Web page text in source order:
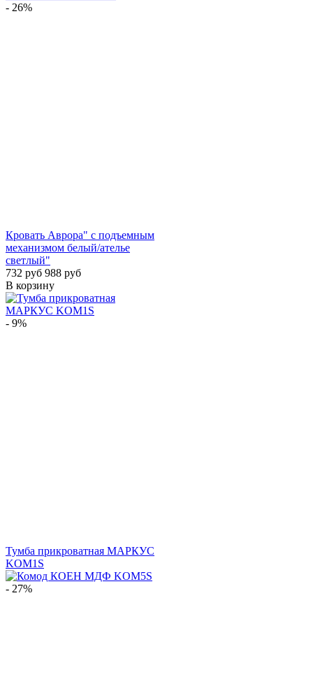
- 26%
Кровать Аврора" с подъемным
механизмом белый/ателье
светлый"
732 руб 988 руб
В корзину
- 9%
Тумба прикроватная МАРКУС
KOM1S
- 27%